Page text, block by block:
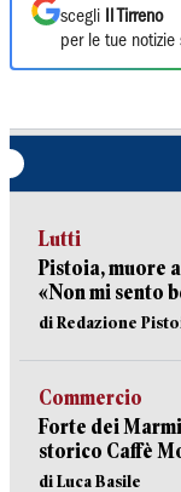
scegli
Il Tirreno
per le tue notizie
Lutti
Pistoia, muore
«Non mi sento
di Redazione
Commercio
Forte dei
storico Caffè
di Luca Basile